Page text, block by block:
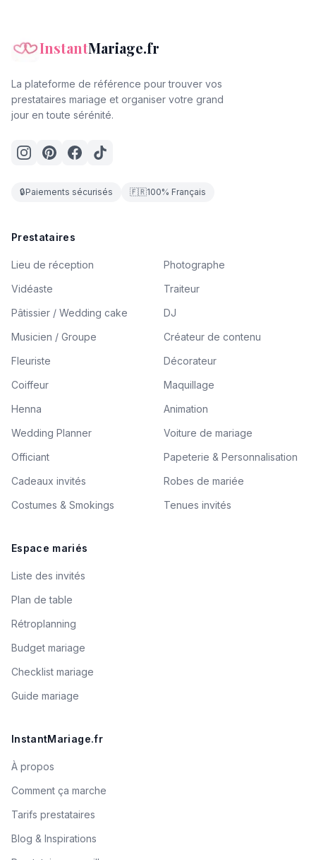
InstantMariage.fr
La plateforme de référence pour trouver vos
prestataires mariage et organiser votre grand
jour en toute sérénité.
🔒Paiements sécurisés 🇫🇷100% Français
Prestataires
Lieu de réception
Photographe
Vidéaste
Traiteur
Pâtissier / Wedding cake
DJ
Musicien / Groupe
Créateur de contenu
Fleuriste
Décorateur
Coiffeur
Maquillage
Henna
Animation
Wedding Planner
Voiture de mariage
Officiant
Papeterie & Personnalisation
Cadeaux invités
Robes de mariée
Costumes & Smokings
Tenues invités
Espace mariés
Liste des invités
Plan de table
Rétroplanning
Budget mariage
Checklist mariage
Guide mariage
InstantMariage.fr
À propos
Comment ça marche
Tarifs prestataires
Blog & Inspirations